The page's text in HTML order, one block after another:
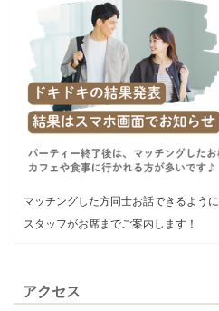
マッチングした方同士お話できるように
スタッフがお席までご案内します！
アクセス